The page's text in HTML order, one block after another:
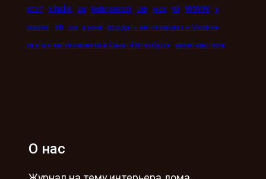
stolf studio su technorosst utp was wi www x
xiaomi xn xxi кухни
продать антиквариат в Москве
скупка антиквариата в Санкт-Петербурге сплит-система
О нас